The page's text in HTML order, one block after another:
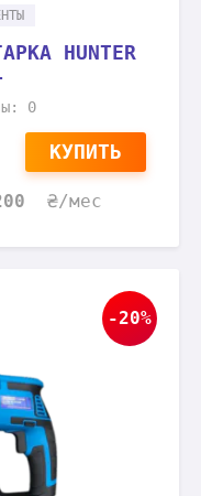
HUNTER
0
КУПИТЬ
₴/мес
-20%